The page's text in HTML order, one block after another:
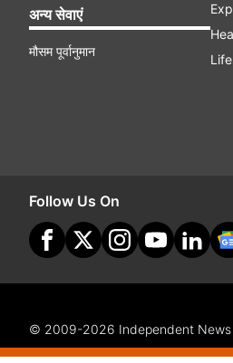
अन्य सेवाएं
मौसम पूर्वानुमान
Follow Us On
© 2009-2026 Independent News
Site Map
Terms Of Use